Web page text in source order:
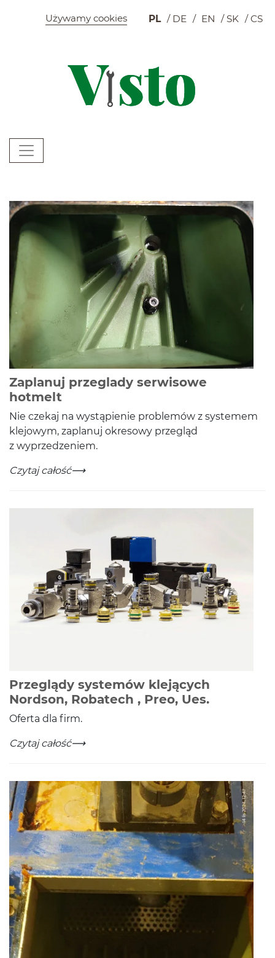
Szybkie menu
Używamy cookies PL DE EN SK CS
Menu główne
Zaplanuj przeglady serwisowe
hotmelt
Nie czekaj na wys­tąpi­e­nie prob­lemów z sys­te­mem
kle­jowym, zaplanuj okre­sowy przegląd
z wyprzedzeniem.
Zaplanuj przeglady serwisowe hotmelt
-Czytaj całość
Przeglądy systemów klejących
Nordson, Robatech , Preo, Ues.-Czytaj
Oferta dla firm.
Przeglądy systemów klejących Nordson, Robatech ,
-Czytaj całość